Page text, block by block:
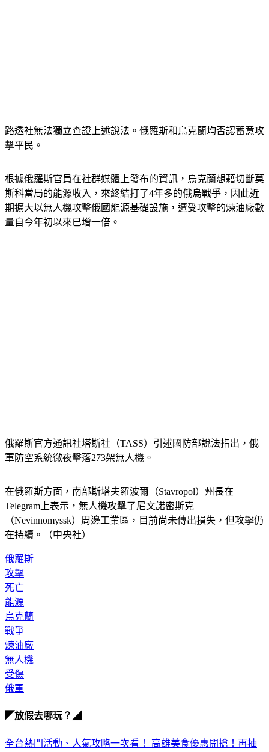
擊平民。
斯科當局的能源收入，來終結打了4年多的俄烏戰爭，因此近
期擴大以無人機攻擊俄國能源基礎設施，遭受攻擊的煉油廠數
量自今年初以來已增一倍。
軍防空系統徹夜擊落273架無人機。
Telegram上表示，無人機攻擊了尼文諾密斯克
（Nevinnomyssk）周邊工業區，目前尚未傳出損失，但攻擊仍
在持續。（中央社）
攻擊
死亡
能源
烏克蘭
戰爭
煉油廠
無人機
受傷
俄軍
萬元住宿券下載食尚玩家APP！免費領取優惠券